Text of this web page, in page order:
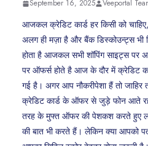
September 16, 2025 Veeportal
आजकल क्रेडिट कार्ड हर किसी को
अलग ही मज़ा है और बैंक डिस्कोउन्ट्स भी
होता है आजकल सभी शॉपिंग साइट्स
पर ऑफर्स होते है आज के दौर में क्रेडिट
गई है। अगर आप नौकरीपेशा हैं तो
क्रेडिट कार्ड के ऑफर से जुड़े फोन आते
तरह के मुफ्त ऑफर की पेशकश करते हुए
की बात भी करते हैं। लेकिन क्या आपको